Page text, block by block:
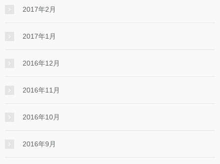
2017年2月
2017年1月
2016年12月
2016年11月
2016年10月
2016年9月